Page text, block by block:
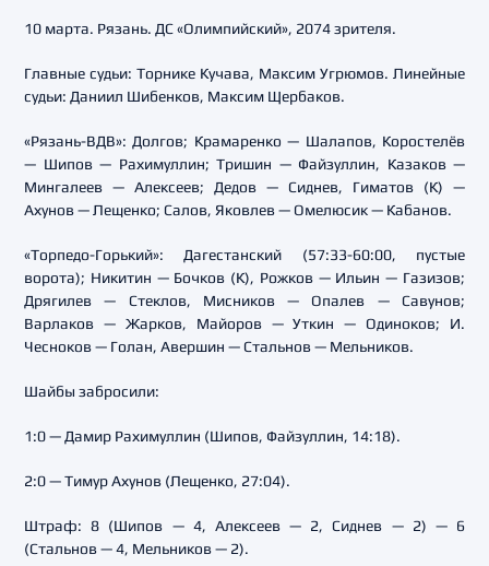
10 марта. Рязань. ДС «Олимпийский», 2074 зрителя.
Главные судьи: Торнике Кучава, Максим Угрюмов. Линейные
судьи: Даниил Шибенков, Максим Щербаков.
«Рязань-ВДВ»: Долгов; Крамаренко — Шалапов, Коростелёв
— Шипов — Рахимуллин; Тришин — Файзуллин, Казаков —
Мингалеев — Алексеев; Дедов — Сиднев, Гиматов (К) —
Ахунов — Лещенко; Салов, Яковлев — Омелюсик — Кабанов.
«Торпедо-Горький»: Дагестанский (57:33-60:00, пустые
ворота); Никитин — Бочков (К), Рожков — Ильин — Газизов;
Дрягилев — Стеклов, Мисников — Опалев — Савунов;
Варлаков — Жарков, Майоров — Уткин — Одиноков; И.
Чесноков — Голан, Авершин — Стальнов — Мельников.
Шайбы забросили:
1:0 — Дамир Рахимуллин (Шипов, Файзуллин, 14:18).
2:0 — Тимур Ахунов (Лещенко, 27:04).
Штраф: 8 (Шипов — 4, Алексеев — 2, Сиднев — 2) — 6
(Стальнов — 4, Мельников — 2).